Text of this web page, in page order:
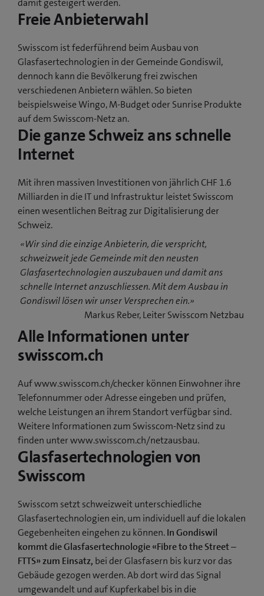
damit gesteigert werden.
Freie Anbieterwahl
Swisscom ist federführend beim Ausbau von
Glasfasertechnologien in der Gemeinde Gondiswil,
dennoch kann die Bevölkerung frei zwischen
verschiedenen Anbietern wählen. So bieten
beispielsweise Wingo, M-Budget oder Sunrise Produkte
auf dem Swisscom-Netz an.
Die ganze Schweiz ans schnelle
Internet
Mit ihren massiven Investitionen von jährlich CHF 1.6
Milliarden in die IT und Infrastruktur leistet Swisscom
einen wesentlichen Beitrag zur Digitalisierung der
Schweiz.
«Wir sind die einzige Anbieterin, die verspricht,
schweizweit jede Gemeinde mit den neusten
Glasfasertechnologien auszubauen und damit ans
schnelle Internet anzuschliessen. Mit dem Ausbau in
Gondiswil lösen wir unser Versprechen ein.»
Markus Reber, Leiter Swisscom Netzbau
Alle Informationen unter
swisscom.ch
Auf www.swisscom.ch/checker können Einwohner ihre
Telefonnummer oder Adresse eingeben und prüfen,
welche Leistungen an ihrem Standort verfügbar sind.
Weitere Informationen zum Swisscom-Netz sind zu
finden unter www.swisscom.ch/netzausbau.
Glasfasertechnologien von
Swisscom
Swisscom setzt schweizweit unterschiedliche
Glasfasertechnologien ein, um individuell auf die lokalen
Gegebenheiten eingehen zu können.In Gondiswil
kommt die Glasfasertechnologie «Fibre to the Street –
FTTS» zum Einsatz, bei der Glasfasern bis kurz vor das
Gebäude gezogen werden. Ab dort wird das Signal
umgewandelt und auf Kupferkabel bis in die